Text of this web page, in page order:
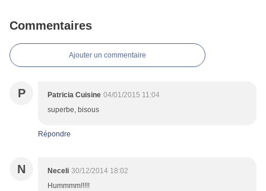
Commentaires
Ajouter un commentaire
P Patricia Cuisine 04/01/2015 11:04
superbe, bisous
Répondre
N Neceli 30/12/2014 18:02
Hummmm!!!!!